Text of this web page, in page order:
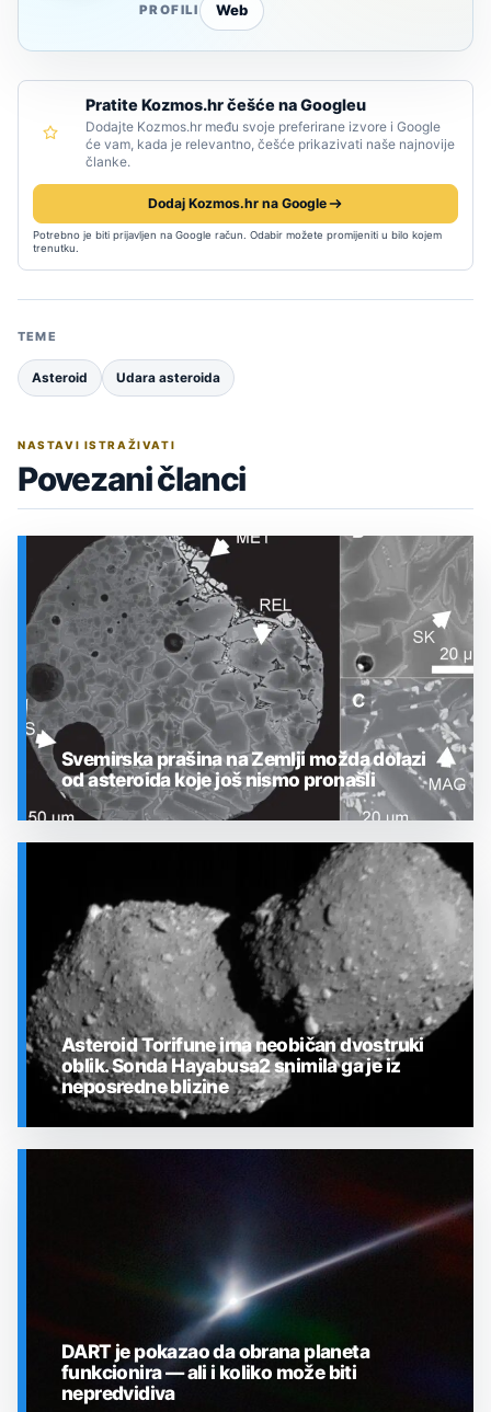
PROFILI Web
Pratite Kozmos.hr češće na Googleu
Dodajte Kozmos.hr među svoje preferirane izvore i Google
će vam, kada je relevantno, češće prikazivati naše najnovije
članke.
Dodaj Kozmos.hr na Google
Potrebno je biti prijavljen na Google račun. Odabir možete promijeniti u bilo kojem
trenutku.
TEME
Asteroid Udara asteroida
NASTAVI ISTRAŽIVATI
Povezani članci
Svemirska prašina na Zemlji možda dolazi
od asteroida koje još nismo pronašli
Asteroid Torifune ima neobičan dvostruki
oblik. Sonda Hayabusa2 snimila ga je iz
neposredne blizine
DART je pokazao da obrana planeta
funkcionira — ali i koliko može biti
nepredvidiva